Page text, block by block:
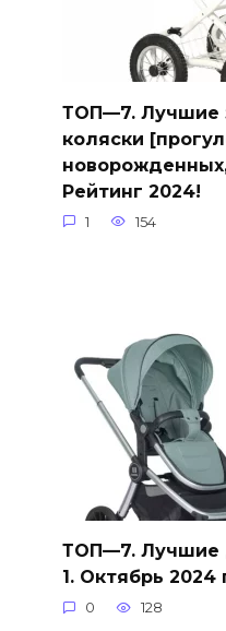
ТОП—7. Лучшие
коляски
Рейтинг 2024!
1 154
ТОП—7. Лучшие
1. Октябрь 2024
0 128